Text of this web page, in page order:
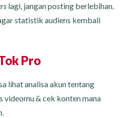
lagi, jangan posting berlebihan.
statistik audiens kembali
Pro
lihat analisa akun tentang
videomu & cek konten mana
.